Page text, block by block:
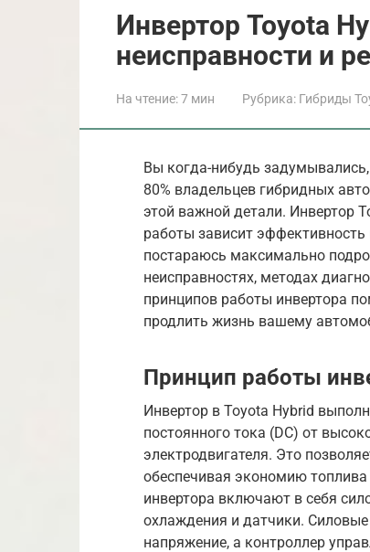
Инвертор Toyota
неисправности и
На чтение:7 мин Рубрика: Гибриды
Вы когда-нибудь
80% владельцев гибридных
этой важной детали. Инвертор
работы зависит эффективность
постараюсь максимально
неисправностях, методах
принципов работы инвертора
продлить жизнь вашему
Принцип работы
Инвертор в Toyota Hybrid
постоянного тока (DC) от
электродвигателя. Это
обеспечивая экономию
инвертора включают в себя
охлаждения и датчики.
напряжение, а контроллер